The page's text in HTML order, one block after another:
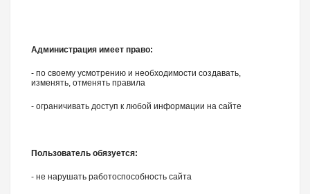
Администрация имеет право:
- по своему усмотрению и необходимости создавать,
изменять, отменять правила
- ограничивать доступ к любой информации на сайте
Пользователь обязуется:
- не нарушать работоспособность сайта